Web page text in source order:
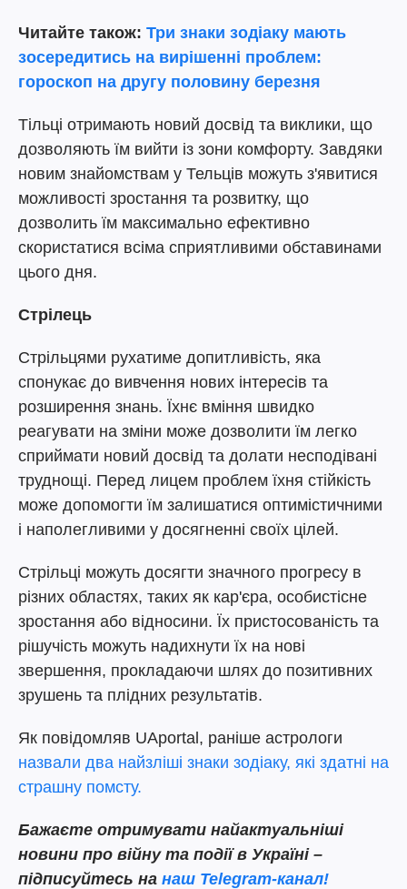
Читайте також: Три знаки зодіаку мають
зосередитись на вирішенні проблем:
гороскоп на другу половину березня
Тільці отримають новий досвід та виклики, що
дозволяють їм вийти із зони комфорту. Завдяки
новим знайомствам у Тельців можуть з'явитися
можливості зростання та розвитку, що
дозволить їм максимально ефективно
скористатися всіма сприятливими обставинами
цього дня.
Стрілець
Стрільцями рухатиме допитливість, яка
спонукає до вивчення нових інтересів та
розширення знань. Їхнє вміння швидко
реагувати на зміни може дозволити їм легко
сприймати новий досвід та долати несподівані
труднощі. Перед лицем проблем їхня стійкість
може допомогти їм залишатися оптимістичними
і наполегливими у досягненні своїх цілей.
Стрільці можуть досягти значного прогресу в
різних областях, таких як кар'єра, особистісне
зростання або відносини. Їх пристосованість та
рішучість можуть надихнути їх на нові
звершення, прокладаючи шлях до позитивних
зрушень та плідних результатів.
Як повідомляв UAportal, раніше астрологи
назвали два найзліші знаки зодіаку, які здатні на
страшну помсту.
Бажаєте отримувати найактуальніші
новини про війну та події в Україні –
підписуйтесь на наш Telegram-канал!